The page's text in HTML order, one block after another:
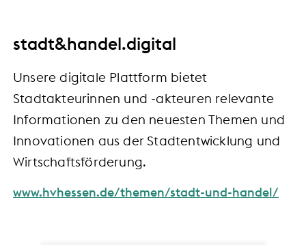
stadt&handel.digital
Unsere digitale Plattform bietet
Stadtakteurinnen und -akteuren relevante
Informationen zu den neuesten Themen und
Innovationen aus der Stadtentwicklung und
Wirtschaftsförderung.
www.hvhessen.de/themen/stadt-und-handel/